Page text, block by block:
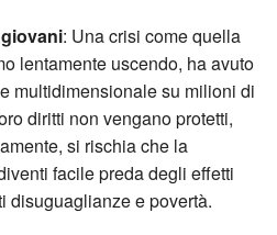
: Una crisi come quella
lentamente uscendo, ha avuto
multidimensionale su milioni di
diritti non vengano protetti,
si rischia che la
facile preda degli effetti
disuguaglianze e povertà.